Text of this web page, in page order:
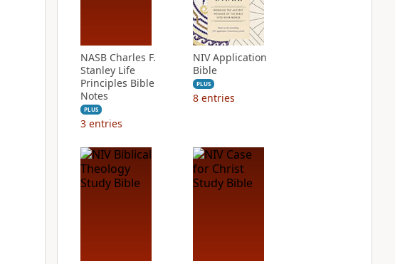
NASB Charles F.
Stanley Life
Principles Bible
Notes
PLUS
3 entries
NIV Application
Bible
PLUS
8 entries